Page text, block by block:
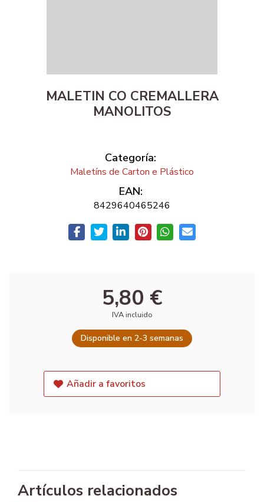
MALETIN CO CREMALLERA
MANOLITOS
Categoría:
Maletíns de Carton e Plástico
EAN:
8429640465246
5,80 €
IVA incluido
Disponible en 2-3 semanas
Añadir a favoritos
Artículos relacionados